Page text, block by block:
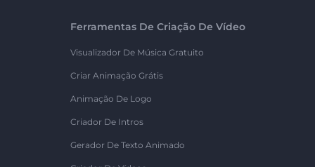
Ferramentas De Criação De Vídeo
Visualizador De Música Gratuito
Criar Animação Grátis
Animação De Logo
Criador De Intros
Gerador De Texto Animado